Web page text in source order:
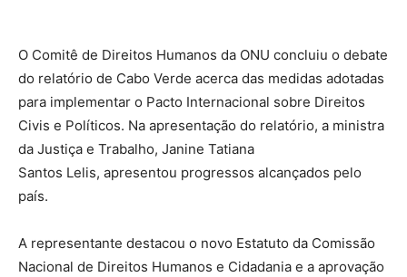
O Comitê de Direitos Humanos da ONU concluiu o debate
do relatório de Cabo Verde acerca das medidas adotadas
para implementar o Pacto Internacional sobre Direitos
Civis e Políticos. Na apresentação do relatório, a ministra
da Justiça e Trabalho, Janine Tatiana
Santos Lelis, apresentou progressos alcançados pelo
país.
A representante destacou o novo Estatuto da Comissão
Nacional de Direitos Humanos e Cidadania e a aprovação